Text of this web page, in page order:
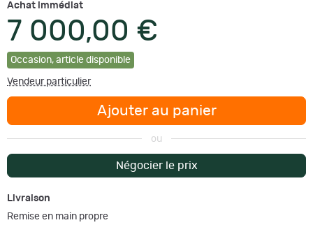
Achat immédiat
7 000,00 €
Occasion, article disponible
Vendeur particulier
Ajouter au panier
ou
Négocier le prix
Livraison
Remise en main propre